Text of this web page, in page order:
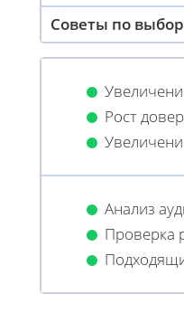
Советы по
Рост
Анализ
Проверка